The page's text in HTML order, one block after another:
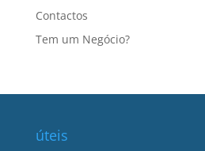
Contactos
Tem um Negócio?
úteis